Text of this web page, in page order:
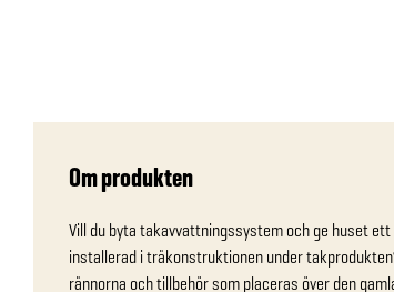
Om produkten
Vill du byta takavvattningssystem och ge huset
installerad i träkonstruktionen under
rännorna och tillbehör som placeras över den